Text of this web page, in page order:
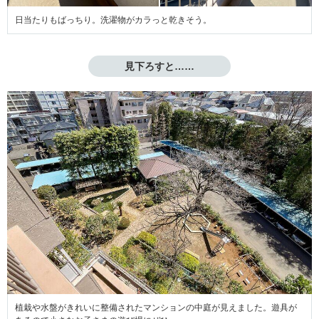
日当たりもばっちり。洗濯物がカラっと乾きそう。
見下ろすと……
植栽や水盤がきれいに整備されたマンションの中庭が見えました。遊具が